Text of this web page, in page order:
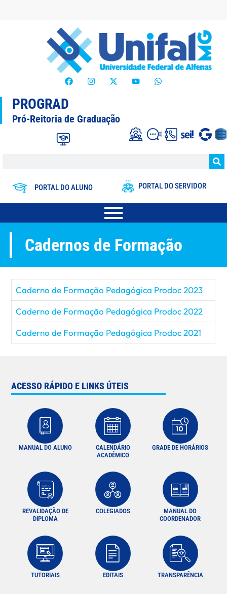
PROGRAD
Pró-Reitoria de Graduação
PORTAL DO ALUNO PORTAL DO SERVIDOR
Cadernos de Formação
Caderno de Formação Pedagógica Prodoc 2023
Caderno de Formação Pedagógica Prodoc 2022
Caderno de Formação Pedagógica Prodoc 2021
ACESSO RÁPIDO E LINKS ÚTEIS
MANUAL DO ALUNO
CALENDÁRIO
ACADÊMICO
GRADE DE HORÁRIOS
REVALIDAÇÃO DE
DIPLOMA
COLEGIADOS
MANUAL DO
COORDENADOR
TUTORIAIS EDITAIS TRANSPARÊNCIA